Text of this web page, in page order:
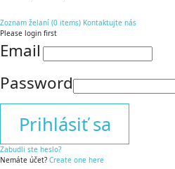
Zoznam želaní (0 items) Kontaktujte nás
Please login first
Email
Password
Prihlásiť sa
Zabudli ste heslo?
Nemáte účet? Create one here